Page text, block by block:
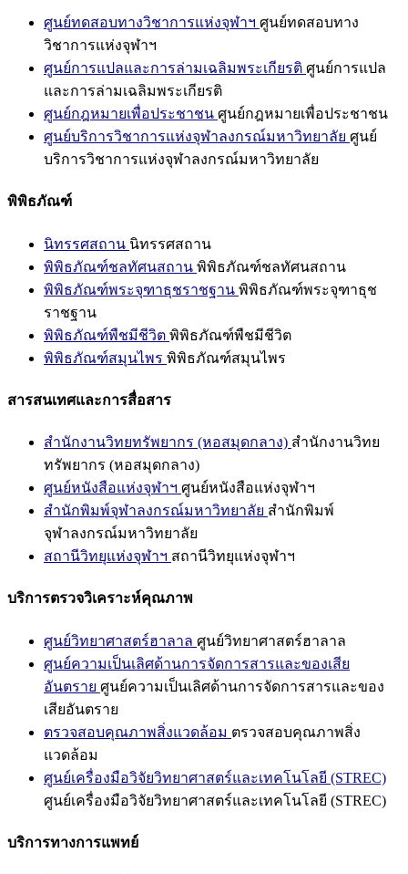
ศูนย์ทดสอบทางวิชาการแห่งจุฬาฯ ศูนย์ทดสอบทาง
วิชาการแห่งจุฬาฯ
ศูนย์การแปลและการล่ามเฉลิมพระเกียรติ ศูนย์การแปล
และการล่ามเฉลิมพระเกียรติ
ศูนย์กฎหมายเพื่อประชาชน ศูนย์กฎหมายเพื่อประชาชน
ศูนย์บริการวิชาการแห่งจุฬาลงกรณ์มหาวิทยาลัย ศูนย์
บริการวิชาการแห่งจุฬาลงกรณ์มหาวิทยาลัย
พิพิธภัณฑ์
นิทรรศสถาน นิทรรศสถาน
พิพิธภัณฑ์ชลทัศนสถาน พิพิธภัณฑ์ชลทัศนสถาน
พิพิธภัณฑ์พระจุฑาธุชราชฐาน พิพิธภัณฑ์พระจุฑาธุช
ราชฐาน
พิพิธภัณฑ์พืชมีชีวิต พิพิธภัณฑ์พืชมีชีวิต
พิพิธภัณฑ์สมุนไพร พิพิธภัณฑ์สมุนไพร
สารสนเทศและการสื่อสาร
สำนักงานวิทยทรัพยากร (หอสมุดกลาง) สำนักงานวิทย
ทรัพยากร (หอสมุดกลาง)
ศูนย์หนังสือแห่งจุฬาฯ ศูนย์หนังสือแห่งจุฬาฯ
สำนักพิมพ์จุฬาลงกรณ์มหาวิทยาลัย สำนักพิมพ์
จุฬาลงกรณ์มหาวิทยาลัย
สถานีวิทยุแห่งจุฬาฯ สถานีวิทยุแห่งจุฬาฯ
บริการตรวจวิเคราะห์คุณภาพ
ศูนย์วิทยาศาสตร์ฮาลาล ศูนย์วิทยาศาสตร์ฮาลาล
ศูนย์ความเป็นเลิศด้านการจัดการสารและของเสีย
อันตราย ศูนย์ความเป็นเลิศด้านการจัดการสารและของ
เสียอันตราย
ตรวจสอบคุณภาพสิ่งแวดล้อม ตรวจสอบคุณภาพสิ่ง
แวดล้อม
ศูนย์เครื่องมือวิจัยวิทยาศาสตร์และเทคโนโลยี (STREC)
ศูนย์เครื่องมือวิจัยวิทยาศาสตร์และเทคโนโลยี (STREC)
บริการทางการแพทย์